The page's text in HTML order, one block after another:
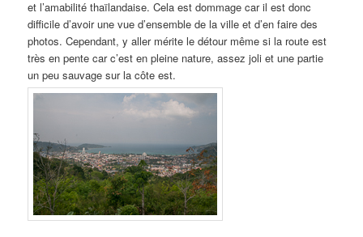
et l’amabilité thaïlandaise. Cela est dommage car il est donc
difficile d’avoir une vue d’ensemble de la ville et d’en faire des
photos. Cependant, y aller mérite le détour même si la route est
très en pente car c’est en pleine nature, assez joli et une partie
un peu sauvage sur la côte est.